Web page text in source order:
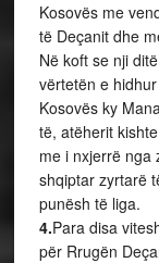
Kosovës me
të Deçanit dhe
Në koft se nji
vërtetën e
Kosovës ky
të, atëherit
me i nxjerrë nga
shqiptar zyrtarë
punësh të liga.
4.Para disa
për Rrugën